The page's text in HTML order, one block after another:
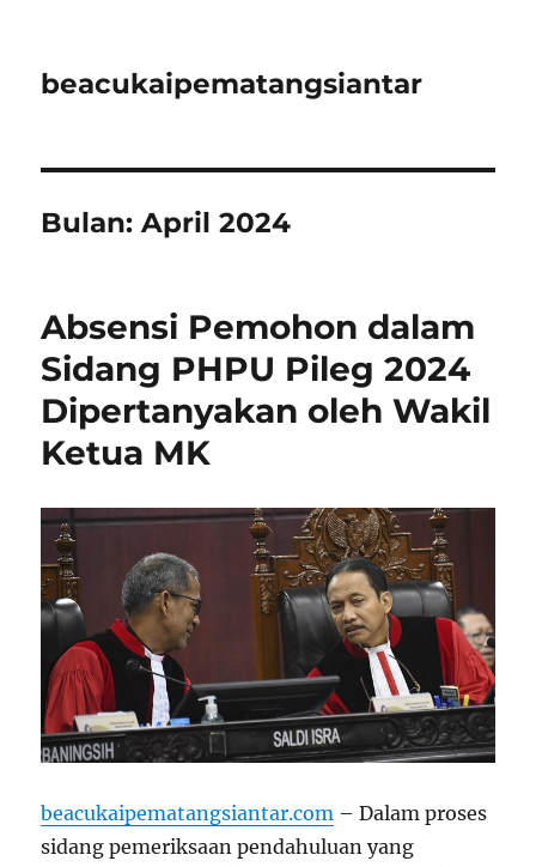
beacukaipematangsiantar
Bulan:April 2024
Absensi Pemohon dalam
Sidang PHPU Pileg 2024
Dipertanyakan oleh Wakil
Ketua MK
beacukaipematangsiantar.com – Dalam proses
sidang pemeriksaan pendahuluan yang